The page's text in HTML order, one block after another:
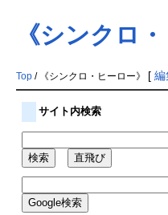
《シンクロ
Top/ 《シンクロ・ヒーロー》 [ 編
サイト内検索